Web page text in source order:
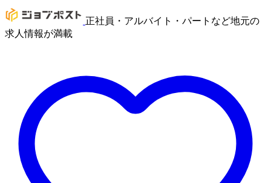
正社員・アルバイト・パートなど地元の
求人情報が満載